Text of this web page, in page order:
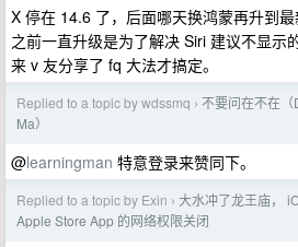
X 停在 14.6 了，后面哪天换鸿蒙再升到
之前一直升级是为了解决 Siri 建议不显示
来 v 友分享了 fq 大法才搞定。
Replied to a topic by wdssmq › 不要问在不在（
Ma）
@learningman 特意登录来赞同下。
Replied to a topic by Exin › 大水冲了龙王庙，
Apple Store App 的网络权限关闭